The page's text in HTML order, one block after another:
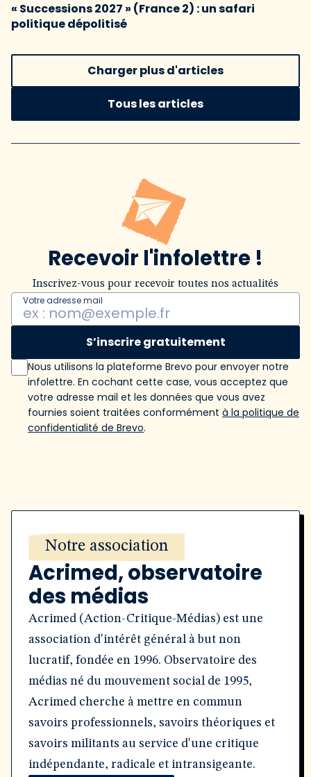
« Successions 2027 » (France 2) : un safari
politique dépolitisé
Charger plus d'articles
Tous les articles
Recevoir l'infolettre !
Inscrivez-vous pour recevoir toutes nos actualités
Votre adresse mail
S’inscrire gratuitement
Nous utilisons la plateforme Brevo pour envoyer notre
infolettre. En cochant cette case, vous acceptez que
votre adresse mail et les données que vous avez
fournies soient traitées conformément à la politique de
confidentialité de Brevo.
Notre association
Acrimed, observatoire
des médias
Acrimed (Action-Critique-Médias) est une
association d'intérêt général à but non
lucratif, fondée en 1996. Observatoire des
médias né du mouvement social de 1995,
Acrimed cherche à mettre en commun
savoirs professionnels, savoirs théoriques et
savoirs militants au service d'une critique
indépendante, radicale et intransigeante.